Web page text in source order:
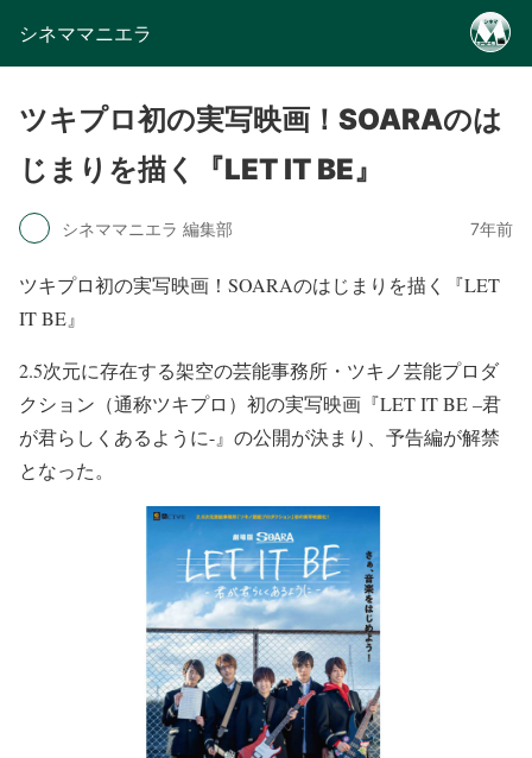
シネママニエラ
ツキプロ初の実写映画！SOARAのは
じまりを描く『LET IT BE』
シネママニエラ 編集部 7年前
ツキプロ初の実写映画！SOARAのはじまりを描く『LET
IT BE』
2.5次元に存在する架空の芸能事務所・ツキノ芸能プロダ
クション（通称ツキプロ）初の実写映画『LET IT BE –君
が君らしくあるように-』の公開が決まり、予告編が解禁
となった。